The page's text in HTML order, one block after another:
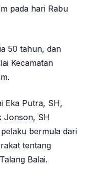
pada hari Rabu
50 tahun, dan
Kecamatan
Eka Putra, SH,
Jonson, SH
bermula dari
tentang
Balai.